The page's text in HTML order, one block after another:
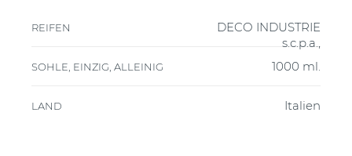
REIFEN
DECO INDUSTRIE
s.c.p.a.,
SOHLE, EINZIG, ALLEINIG 1000 ml.
LAND Italien